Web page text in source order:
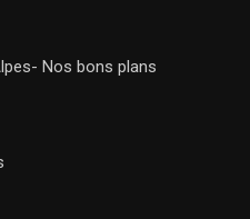
Nos bons plans